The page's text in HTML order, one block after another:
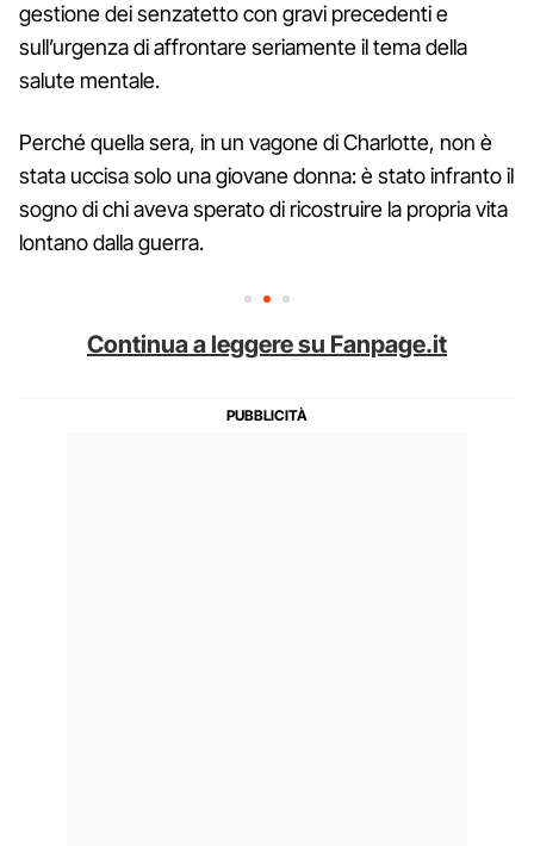
gestione dei senzatetto con gravi precedenti e
sull’urgenza di affrontare seriamente il tema della
salute mentale.
Perché quella sera, in un vagone di Charlotte, non è
stata uccisa solo una giovane donna: è stato infranto il
sogno di chi aveva sperato di ricostruire la propria vita
lontano dalla guerra.
Continua a leggere su Fanpage.it